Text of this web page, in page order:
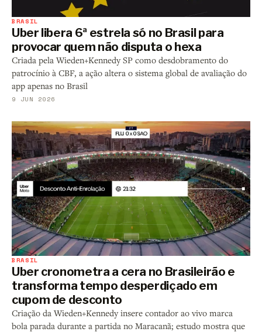
BRASIL
Uber libera 6ª estrela só no Brasil para
provocar quem não disputa o hexa
Criada pela Wieden+Kennedy SP como desdobramento do
patrocínio à CBF, a ação altera o sistema global de avaliação do
app apenas no Brasil
9 JUN 2026
BRASIL
Uber cronometra a cera no Brasileirão e
transforma tempo desperdiçado em
cupom de desconto
Criação da Wieden+Kennedy insere contador ao vivo marca
bola parada durante a partida no Maracanã; estudo mostra que